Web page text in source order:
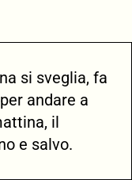
si sveglia, fa
andare a
il
e salvo.